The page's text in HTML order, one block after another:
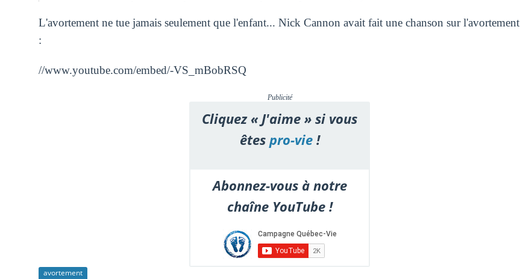
L'avortement ne tue jamais seulement que l'enfant... Nick Cannon avait fait une chanson sur l'avortement
:
//www.youtube.com/embed/-VS_mBobRSQ
Publicité
Cliquez « J'aime » si vous
êtespro-vie!
Abonnez-vous à notre
chaîne YouTube !
avortement